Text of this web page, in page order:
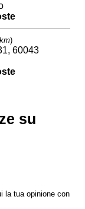
)
60043
su
la tua opinione con